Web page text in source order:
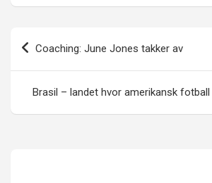
Innleggsnavigasjon
Coaching: June Jones takker av
Brasil – landet hvor amerikansk